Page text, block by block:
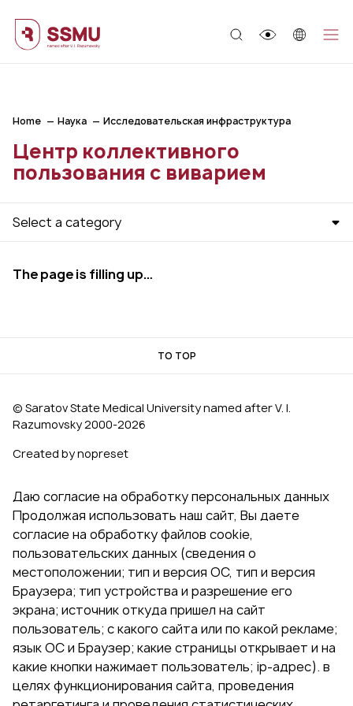
Home Наука Исследовательская инфраструктура
Центр коллективного
пользования с виварием
Select a category
The page is filling up…
TO TOP
© Saratov State Medical University named after V. I.
Razumovsky 2000‑2026
Created by nopreset
Даю согласие на обработку персональных данных
Продолжая использовать наш сайт, Вы даете
согласие на обработку файлов cookie,
пользовательских данных (сведения о
местоположении; тип и версия ОС, тип и версия
Браузера; тип устройства и разрешение его
экрана; источник откуда пришел на сайт
пользователь; с какого сайта или по какой рекламе;
язык ОС и Браузер; какие страницы открывает и на
какие кнопки нажимает пользователь; ip-адрес). в
целях функционирования сайта, проведения